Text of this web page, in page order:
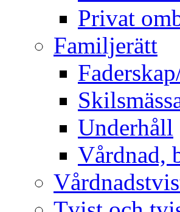
Privat
Familjerätt
Underhåll
Vårdnad,